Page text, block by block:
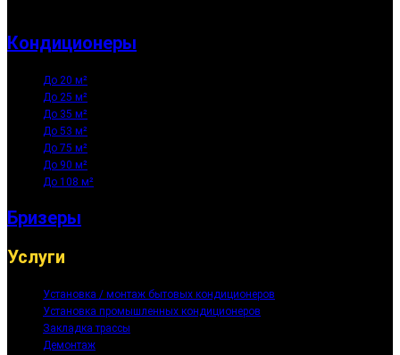
Кондиционеры
До 20 м²
До 25 м²
До 35 м²
До 53 м²
До 75 м²
До 90 м²
До 108 м²
Бризеры
Услуги
Установка / монтаж бытовых кондиционеров
Установка промышленных кондиционеров
Закладка трассы
Демонтаж